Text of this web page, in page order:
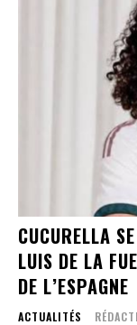
CUCURELLA
LUIS DE LA
DE L’ESPAGNE
ACTUALITÉS